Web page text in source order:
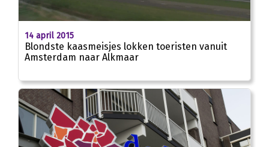
14 april 2015
Blondste kaasmeisjes lokken toeristen vanuit
Amsterdam naar Alkmaar